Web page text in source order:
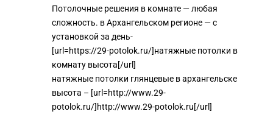
Потолочные решения в комнате — любая
сложность. в Архангельском регионе — с
установкой за день-
[url=https://29-potolok.ru/]натяжные потолки в
комнату высота[/url]
натяжные потолки глянцевые в архангельске
высота – [url=http://www.29-
potolok.ru/]http://www.29-potolok.ru[/url]